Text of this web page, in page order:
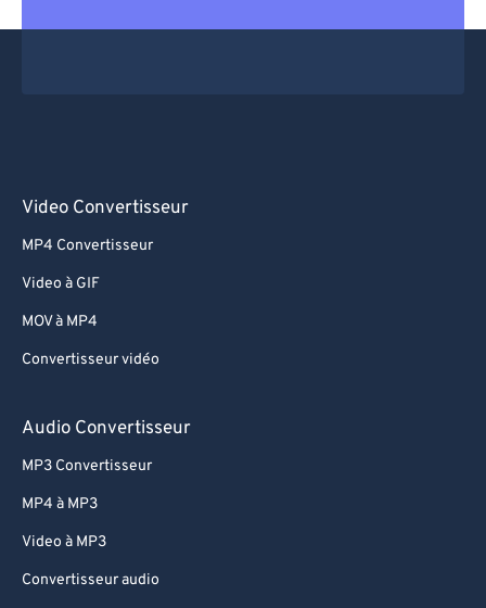
Video Convertisseur
MP4 Convertisseur
Video à GIF
MOV à MP4
Convertisseur vidéo
Audio Convertisseur
MP3 Convertisseur
MP4 à MP3
Video à MP3
Convertisseur audio